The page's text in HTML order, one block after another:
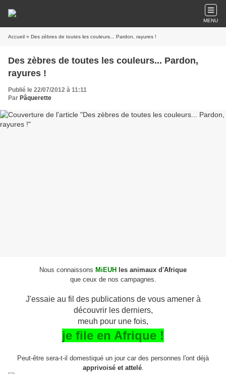
MENU
Accueil » Des zèbres de toutes les couleurs... Pardon, rayures !
Des zèbres de toutes les couleurs... Pardon,
rayures !
Publié le 22/07/2012 à 11:11
Par Pâquerette
Nous connaissons MiEUH
les animaux d'Afrique
que ceux de nos campagnes.
J'essaie au fil des publications de vous amener à
découvrir les derniers,
meuh pour une fois,
je file en Afrique !
Peut-être sera-t-il domestiqué un jour car des personnes l'ont déjà
apprivoisé et attelé.